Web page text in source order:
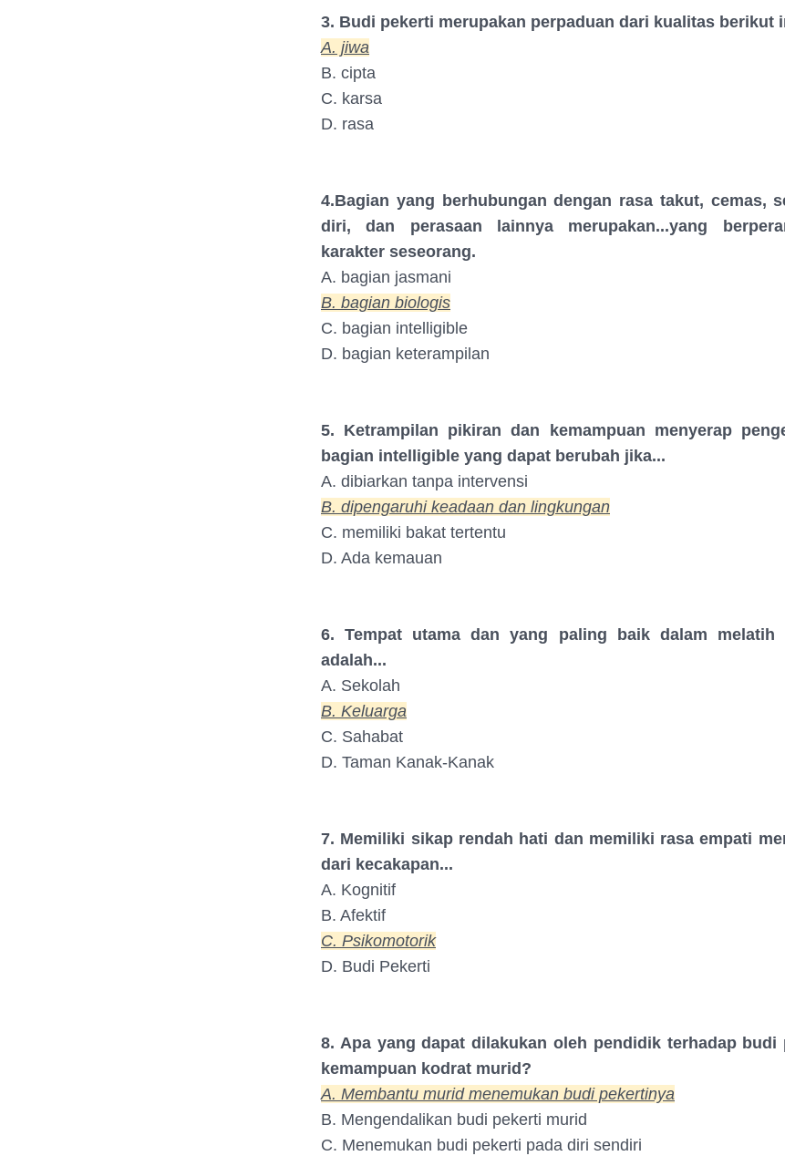
3. Budi pekerti merupakan perpaduan dari kualitas berikut
A. jiwa
B. cipta
C. karsa
D. rasa
4.Bagian yang berhubungan dengan rasa takut, cemas,
diri, dan perasaan lainnya merupakan...yang
karakter seseorang.
A. bagian jasmani
B. bagian biologis
C. bagian intelligible
D. bagian keterampilan
5. Ketrampilan pikiran dan kemampuan menyerap
bagian intelligible yang dapat berubah jika...
A. dibiarkan tanpa intervensi
B. dipengaruhi keadaan dan lingkungan
C. memiliki bakat tertentu
D. Ada kemauan
6. Tempat utama dan yang paling baik dalam melatih
adalah...
A. Sekolah
B. Keluarga
C. Sahabat
D. Taman Kanak-Kanak
7. Memiliki sikap rendah hati dan memiliki rasa empati
dari kecakapan...
A. Kognitif
B. Afektif
C. Psikomotorik
D. Budi Pekerti
8. Apa yang dapat dilakukan oleh pendidik terhadap budi
kemampuan kodrat murid?
A. Membantu murid menemukan budi pekertinya
B. Mengendalikan budi pekerti murid
C. Menemukan budi pekerti pada diri sendiri